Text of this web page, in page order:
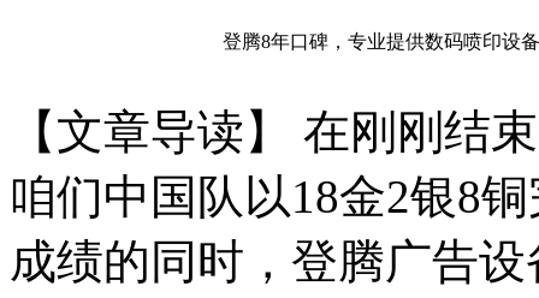
登腾8年口碑，专业提供数码喷印设
【文章导读】 在刚刚结
咱们中国队以18金2银8
成绩的同时，登腾广告